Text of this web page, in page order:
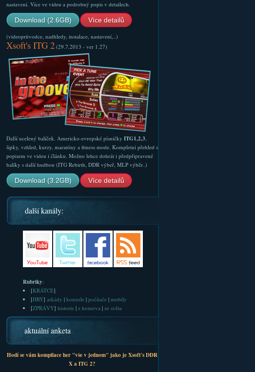
nastavení. Více ve videu a podrobný popis v detailech.
Download (2.6GB) Více detailů
(videoprůvodce, nadhledy, instalace, nastavení,..)
Xsoft's ITG 2(29.7.2013 - ver 1.27)
Další ucelený balíček. Americko-evropské písničky ITG1,2,3,
šipky, vzhled, kurzy, maratóny a fitness mode. Kompletní přehled s
popisem ve videu i článku. Možno lehce dohrát i předpřipravené
balíky s další hudbou (ITG Rebirth, DDR výbeř, MLP výběr..)
Download (3.2GB) Více detailů
další kanály:
Rubriky:
[KRÁTCE]
[HRY] arkády | konzole| počítače| mobily
[ZPRÁVY] historie| z homova| ze světa
aktuální anketa
Hodí se vám kompilace her "vše v jednom" jako je Xsoft's DDR
X a ITG 2?